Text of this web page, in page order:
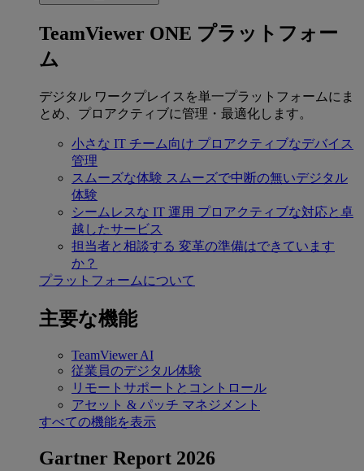
TeamViewer ONE プラットフォー
ム
デジタル ワークプレイスを単一プラットフォームにま
とめ、プロアクティブに管理・最適化します。
小さな IT チーム向け プロアクティブなデバイス
管理
スムーズな体験 スムーズで中断の無いデジタル
体験
シームレスな IT 運用 プロアクティブな対応と卓
越したサービス
担当者と相談する 変革の準備はできています
か？
プラットフォームについて
主要な機能
TeamViewer AI
従業員のデジタル体験
リモートサポートとコントロール
アセット & パッチ マネジメント
すべての機能を表示
Gartner Report 2026